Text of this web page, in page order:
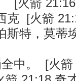
[火箭
克 [火箭
斯特，莫蒂
中。 [火箭